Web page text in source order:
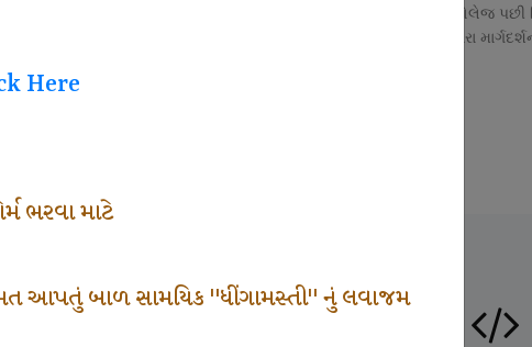
Here
ભરવા માટે
આપતું બાળ સામયિક "ધીંગામસ્તી" નું લવાજમ
લઇ ચલાવતા વર્ગ.
ધોરણ 10 અને 12 તથા કોલેજ પછી
અંગે રૂબરુ તથા ફોન દ્વારા